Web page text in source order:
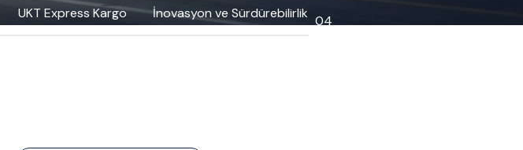
UKT Express Kargo İnovasyon ve Sürdürebilirlik